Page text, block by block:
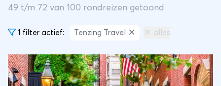
49 t/m 72 van 100 rondreizen getoond
1 filter actief: Tenzing Travel alles